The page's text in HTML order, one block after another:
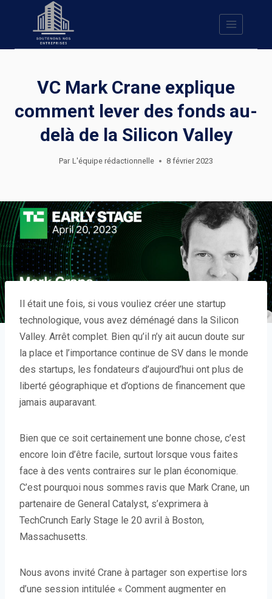
VC Mark Crane explique
comment lever des fonds au-
delà de la Silicon Valley
Par L'équipe rédactionnelle 8 février 2023
Il était une fois, si vous vouliez créer une startup
technologique, vous avez déménagé dans la Silicon
Valley. Arrêt complet. Bien qu’il n’y ait aucun doute sur
la place et l’importance continue de SV dans le monde
des startups, les fondateurs d’aujourd’hui ont plus de
liberté géographique et d’options de financement que
jamais auparavant.
Bien que ce soit certainement une bonne chose, c’est
encore loin d’être facile, surtout lorsque vous faites
face à des vents contraires sur le plan économique.
C’est pourquoi nous sommes ravis que Mark Crane, un
partenaire de General Catalyst, s’exprimera à
TechCrunch Early Stage le 20 avril à Boston,
Massachusetts.
Nous avons invité Crane à partager son expertise lors
d’une session intitulée « Comment augmenter en